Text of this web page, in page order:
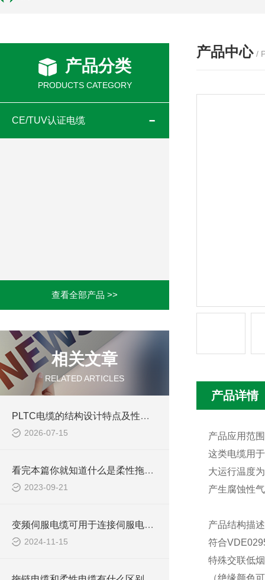
产品分类
PRODUCTS CATEGORY
CE/TUV认证电缆
查看全部产品 >>
相关文章
RELATED ARTICLES
PLTC电缆的结构设计特点及性能优势体现
2026-07-15
看完本篇你就知道什么是柔性拖链电缆了
2023-09-21
变频伺服电缆可用于连接伺服电动机，实现精确的运动控制
2024-11-15
产品中心 /
产品详情
产品应用范
这类电缆用
大运行温度
产生腐蚀性
产品结构描
符合
特殊交联低
（绝缘颜色